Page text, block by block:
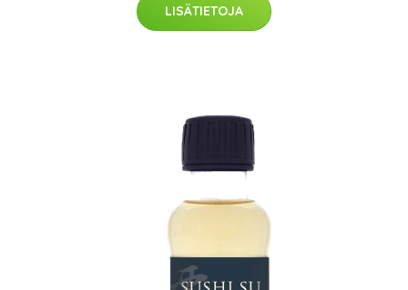
LISÄTIETOJA